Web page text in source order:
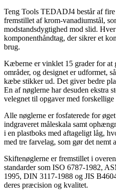
Teng Tools TEDADJ4 består af
fremstillet af krom-vanadiumstål,
modstandsdygtighed mod slid.
komponenthåndtag, der sikrer et
brug.
Kæberne er vinklet 15 grader for at
områder, og designet er udformet,
kæbe stikker ud. Det giver bedre
En af nøglerne har desuden ekstra
velegnet til opgaver med forskellige
Alle nøglerne er fosfaterede for
indgraveret måleskala samt
i en plastboks med aftageligt låg,
med tre farvelag, som gør det nemt
Skiftenøglerne er fremstillet i
standarder som ISO 6787-1982,
1995, DIN 3117-1988 og JIS
deres præcision og kvalitet.